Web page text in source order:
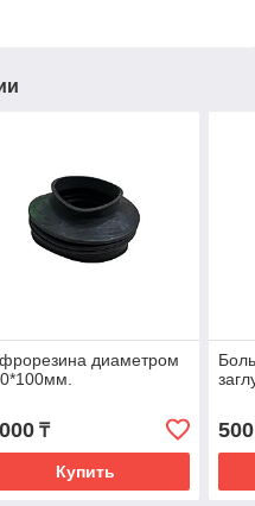
диаметром
₸
Купить
500